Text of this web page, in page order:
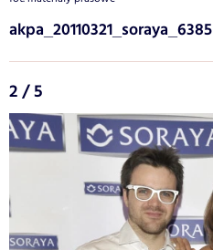
akpa_20110321_soraya_6385
2 / 5